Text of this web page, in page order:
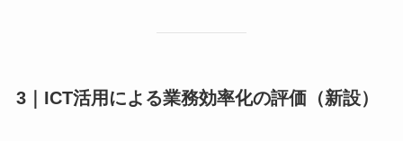
3｜ICT活用による業務効率化の評価（新設）